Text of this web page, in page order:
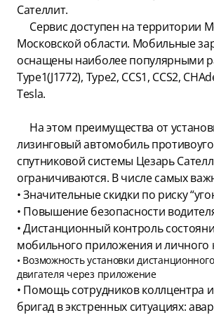
Сателлит.
Сервис доступен на территории
Московской области. Мобильные
оснащены наиболее популярными
Type1(J1772), Type2, CCS1, CCS2,
Tesla.
На этом преимущества от
лизинговый автомобиль
спутниковой системы Цезарь
ограничиваются. В числе самых
• Значительные скидки по риску
• Повышение безопасности
• Дистанционный контроль
мобильного приложения и личного
• Возможность установки
двигателя через приложение
• Помощь сотрудников коллцентра
бригад в экстренных ситуациях: